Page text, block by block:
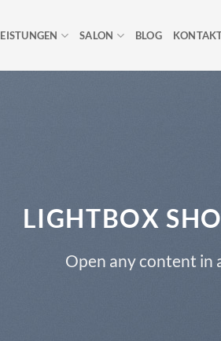
SALON BLOG
LIGHTBOX
Open any content in